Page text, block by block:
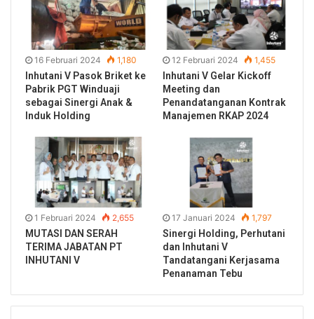
16 Februari 2024 1,180
Inhutani V Pasok Briket ke
Pabrik PGT Winduaji
sebagai Sinergi Anak &
Induk Holding
12 Februari 2024 1,455
Inhutani V Gelar Kickoff
Meeting dan
Penandatanganan Kontrak
Manajemen RKAP 2024
1 Februari 2024 2,655
MUTASI DAN SERAH
TERIMA JABATAN PT
INHUTANI V
17 Januari 2024 1,797
Sinergi Holding, Perhutani
dan Inhutani V
Tandatangani Kerjasama
Penanaman Tebu